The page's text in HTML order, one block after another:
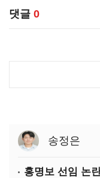
댓글 0
송정은